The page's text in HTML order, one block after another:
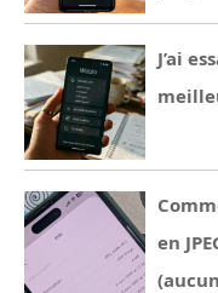
J’ai
en